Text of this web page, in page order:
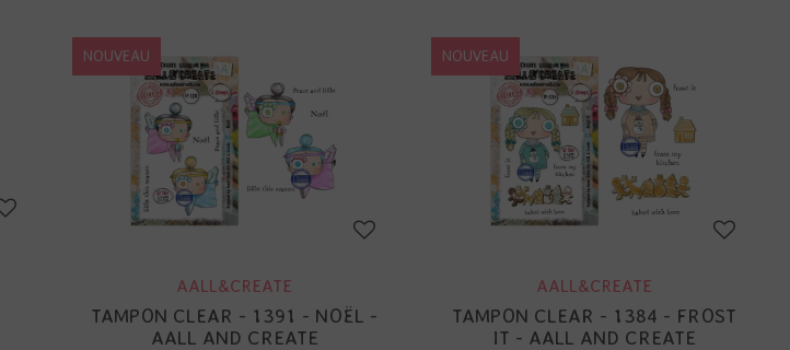
NOUVEAU
AALL&CREATE
TAMPON CLEAR - 1391 - NOËL -
AALL AND CREATE
NOUVEAU
AALL&CREATE
TAMPON CLEAR - 1384 - FROST
IT - AALL AND CREATE